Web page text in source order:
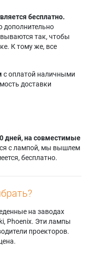
бесплатно.
дополнительно
так, чтобы
К тому же, все
с оплатой наличными
доставки
дней, на совместимые
с лампой, мы вышлем
бесплатно.
на заводах
Phoenix. Эти лампы
проекторов.